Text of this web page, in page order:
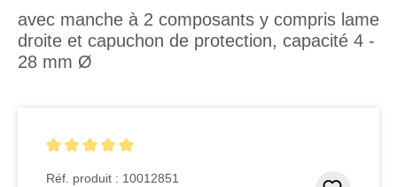
avec manche à 2 composants y compris lame
droite et capuchon de protection, capacité 4 -
28 mm Ø
Réf. produit : 10012851